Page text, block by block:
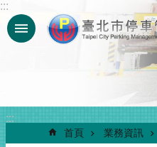
跳到主要內容區塊
:::
:::
首頁 業務資訊